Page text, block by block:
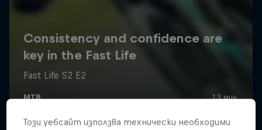
Този уебсайт използва технически необходими